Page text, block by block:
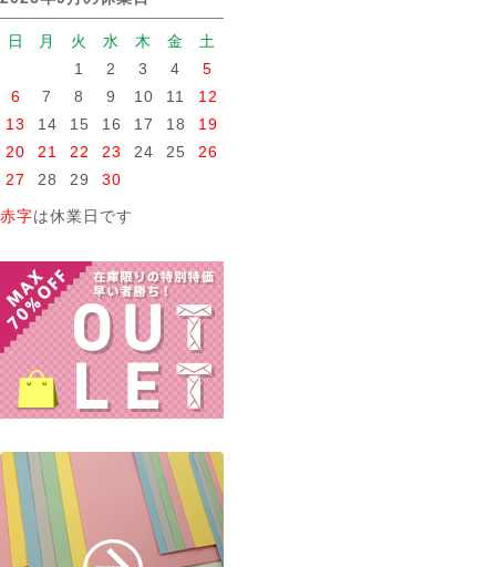
日 月 火 水 木 金
土
1
2 3 4
5
6
7 8 9 10 11
12
13
14 15 16 17 18
19
20
21 22 23 24 25
26
27
28 29 30
赤字は休業日です